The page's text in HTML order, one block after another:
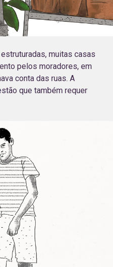
muitas casas
pelos moradores, em
conta das ruas. A
que também requer